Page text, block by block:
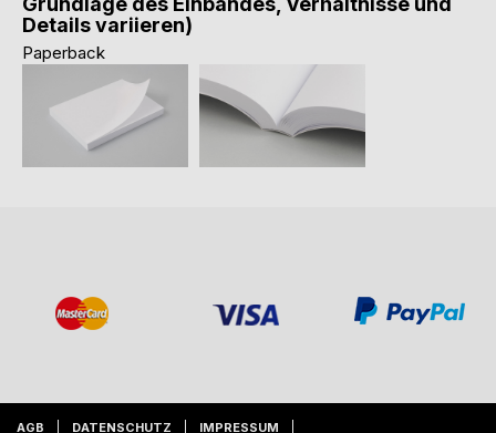
Details variieren)
Paperback
AGB DATENSCHUTZ IMPRESSUM